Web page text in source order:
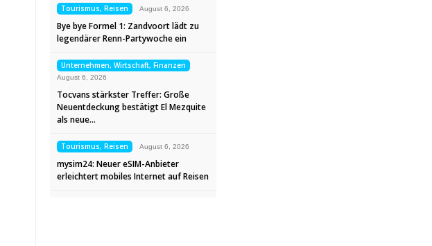
Tourismus, Reisen August 6, 2026
Bye bye Formel 1: Zandvoort lädt zu
legendärer Renn-Partywoche ein
Unternehmen, Wirtschaft, Finanzen
August 6, 2026
Tocvans stärkster Treffer: Große
Neuentdeckung bestätigt El Mezquite
als neue…
Tourismus, Reisen August 6, 2026
mysim24: Neuer eSIM-Anbieter
erleichtert mobiles Internet auf Reisen